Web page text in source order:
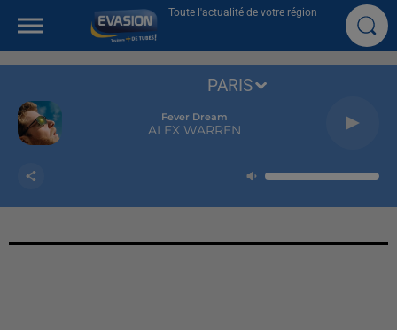
Toute l'actualité de votre région
Fever Dream
ALEX WARREN
PARIS